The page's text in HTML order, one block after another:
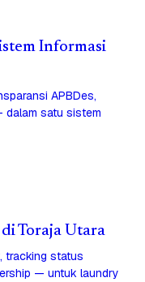
Informasi
APBDes,
dalam satu sistem
Toraja Utara
tracking status
— untuk laundry